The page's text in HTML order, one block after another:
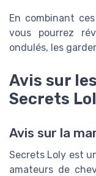
En combinant
vous pourrez
ondulés, les
Avis sur
Secrets
Avis sur la
Secrets Loly est
amateurs de